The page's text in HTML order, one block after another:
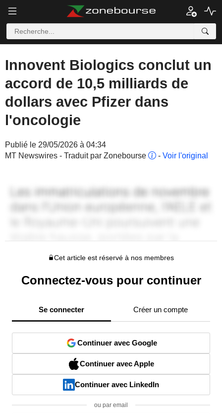
Innovent Biologics conclut un
accord de 10,5 milliards de
dollars avec Pfizer dans
l'oncologie
Publié le 29/05/2026 à 04:34
MT Newswires - Traduit par Zonebourse
- Voir l'original
Cet article est réservé à nos membres
Connectez-vous pour continuer
Se connecter Créer un compte
Continuer avec Google
Continuer avec Apple
Continuer avec LinkedIn
ou par email